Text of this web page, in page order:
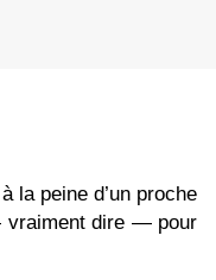
la peine d’un proche
vraiment dire — pour